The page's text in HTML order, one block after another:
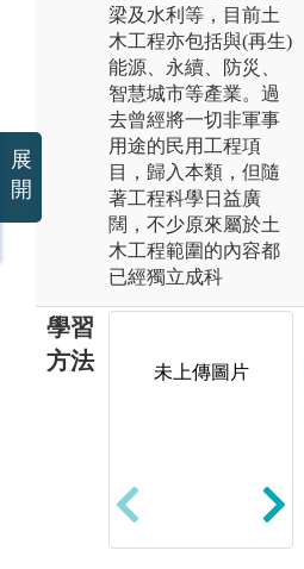
梁及水利等，目前土
木工程亦包括與(再生)
能源、永續、防災、
智慧城市等產業。過
去曾經將一切非軍事
用途的民用工程項
目，歸入本類，但隨
著工程科學日益廣
闊，不少原來屬於土
木工程範圍的內容都
已經獨立成科
學習
方法
未上傳圖片
展
開